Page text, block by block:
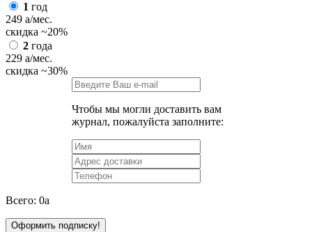
1 год
249 a/мес.
скидка ~20%
2 года
229 a/мес.
скидка ~30%
Чтобы мы могли доставить вам
журнал, пожалуйста заполните:
Всего: 0a
Оформить подписку!